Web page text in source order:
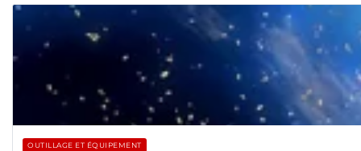
OUTILLAGE ET ÉQUIPEMENT